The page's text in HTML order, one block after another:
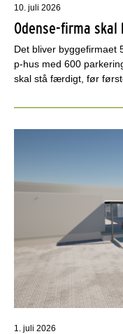
10. juli 2026
Odense-firma skal
Det bliver byggefirmaet
p-hus med 600
skal stå færdigt, før
1. juli 2026